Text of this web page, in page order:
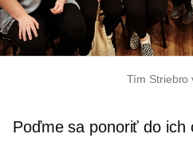
Tím Striebro
Poďme sa ponoriť do ich